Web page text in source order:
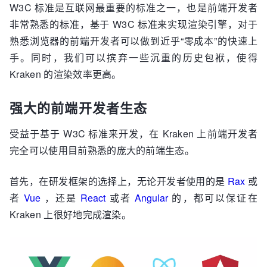
W3C 标准是互联网最重要的标准之一，也是前端开发者
非常熟悉的标准，基于 W3C 标准来实现渲染引擎，对于
熟悉浏览器的前端开发者可以做到近乎“零成本”的快速上
手。同时，我们可以摈弃一些沉重的历史包袱，使得
Kraken 的渲染效率更高。
强大的前端开发者生态
受益于基于 W3C 标准来开发，在 Kraken 上前端开发者
完全可以使用目前熟悉的庞大的前端生态。
首先，在研发框架的选择上，无论开发者使用的是 Rax 或
者Vue ，还是 React 或者Angular的，都可以保证在
Kraken 上很好地完成渲染。